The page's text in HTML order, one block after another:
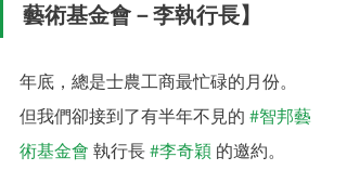
藝術基金會－李執行長】
年底，總是士農工商最忙碌的月份。
但我們卻接到了有半年不見的 #智邦藝
術基金會 執行長 #李奇穎 的邀約。